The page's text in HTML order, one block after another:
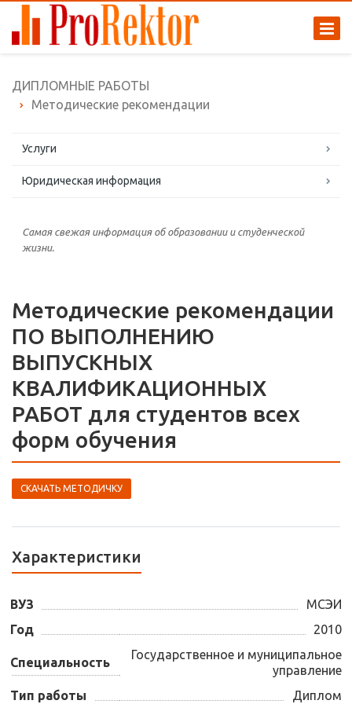
ДИПЛОМНЫЕ РАБОТЫ
Методические рекомендации
Услуги
Юридическая информация
Самая свежая информация об образовании и студенческой
жизни.
Методические рекомендации
ПО ВЫПОЛНЕНИЮ
ВЫПУСКНЫХ
КВАЛИФИКАЦИОННЫХ
РАБОТ для студентов всех
форм обучения
СКАЧАТЬ МЕТОДИЧКУ
Характеристики
ВУЗ
МСЭИ
Год
2010
Специальность
Государственное и муниципальное
управление
Тип работы
Диплом